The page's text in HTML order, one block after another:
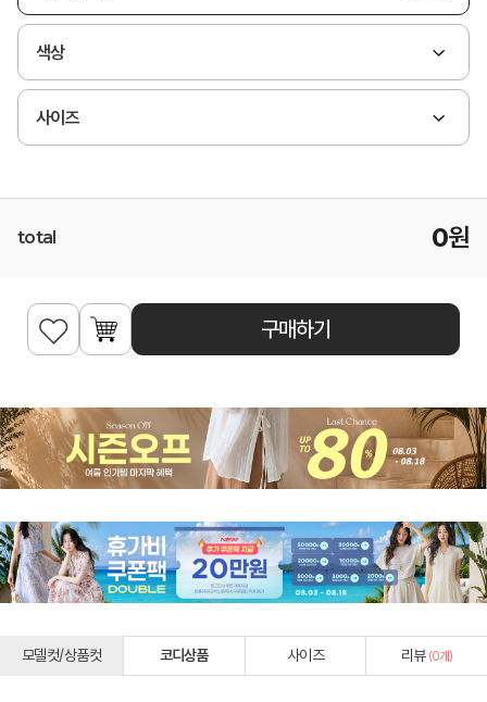
색상
사이즈
total 0원
구매하기
모델컷/상품컷 코디상품 사이즈 리뷰 (0개)